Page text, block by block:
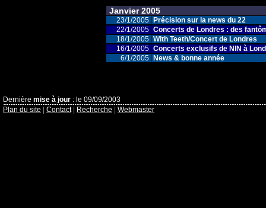
Janvier 2005
23/1/2005
Précision sur la news du 22
22/1/2005 Concerts de Londres : des
18/1/2005 With Teeth/Concert de Londres
16/1/2005 Concerts exclusifs de NIN à
6/1/2005
News & bonne année
Dernière mise à jour : le 09/09/2003
Plan du site
Contact| Recherche Webmaster